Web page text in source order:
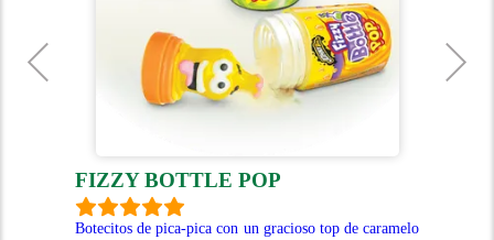
FIZZY BOTTLE POP
Botecitos de pica-pica con un gracioso top de caramelo